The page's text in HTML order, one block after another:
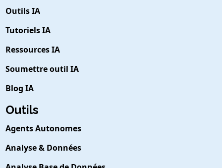
Outils IA
Tutoriels IA
Ressources IA
Soumettre outil IA
Blog IA
Outils
Agents Autonomes
Analyse & Données